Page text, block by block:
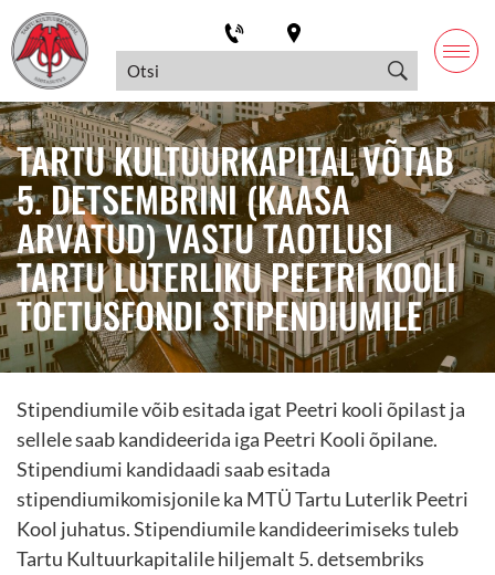
TARTU KULTUURKAPITAL VÕTAB
5. DETSEMBRINI (KAASA
ARVATUD) VASTU TAOTLUSI
TARTU LUTERLIKU PEETRI KOOLI
TOETUSFONDI STIPENDIUMILE
Stipendiumile võib esitada igat Peetri kooli õpilast ja
sellele saab kandideerida iga Peetri Kooli õpilane.
Stipendiumi kandidaadi saab esitada
stipendiumikomisjonile ka MTÜ Tartu Luterlik Peetri
Kool juhatus. Stipendiumile kandideerimiseks tuleb
Tartu Kultuurkapitalile hiljemalt 5. detsembriks